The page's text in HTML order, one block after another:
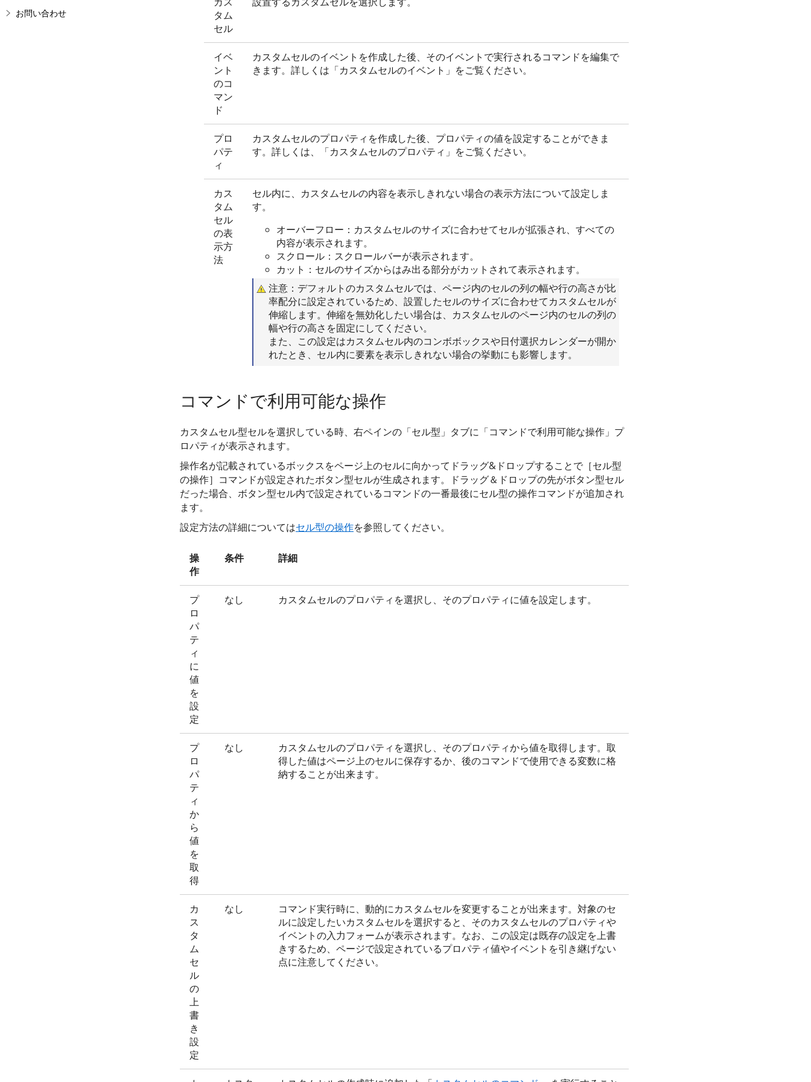
お問い合わせ
タム
セル
イベ
ント
のコ
マン
ド
カスタムセルのイベントを作成した後、そのイベントで実行されるコマンドを編集で
きます。詳しくは「カスタムセルのイベント」をご覧ください。
プロ
パテ
ィ
カスタムセルのプロパティを作成した後、プロパティの値を設定することができま
す。詳しくは、「カスタムセルのプロパティ」をご覧ください。
カス
タム
セル
の表
示方
法
セル内に、カスタムセルの内容を表示しきれない場合の表示方法について設定しま
す。
オーバーフロー：カスタムセルのサイズに合わせてセルが拡張され、すべての
内容が表示されます。
スクロール：スクロールバーが表示されます。
カット：セルのサイズからはみ出る部分がカットされて表示されます。
注意：デフォルトのカスタムセルでは、ページ内のセルの列の幅や行の高さが比
率配分に設定されているため、設置したセルのサイズに合わせてカスタムセルが
伸縮します。伸縮を無効化したい場合は、カスタムセルのページ内のセルの列の
幅や行の高さを固定にしてください。
また、この設定はカスタムセル内のコンボボックスや日付選択カレンダーが開か
れたとき、セル内に要素を表示しきれない場合の挙動にも影響します。
コマンドで利用可能な操作
カスタムセル型セルを選択している時、右ペインの「セル型」タブに「コマンドで利用可能な操作」プ
ロパティが表示されます。
操作名が記載されているボックスをページ上のセルに向かってドラッグ&ドロップすることで［セル型
の操作］コマンドが設定されたボタン型セルが生成されます。ドラッグ＆ドロップの先がボタン型セル
だった場合、ボタン型セル内で設定されているコマンドの一番最後にセル型の操作コマンドが追加され
ます。
設定方法の詳細についてはセル型の操作を参照してください。
操
作
条件 詳細
プ
ロ
パ
テ
ィ
に
値
を
設
定
なし カスタムセルのプロパティを選択し、そのプロパティに値を設定します。
プ
ロ
パ
テ
ィ
か
ら
値
を
取
得
なし
カスタムセルのプロパティを選択し、そのプロパティから値を取得します。取
得した値はページ上のセルに保存するか、後のコマンドで使用できる変数に格
納することが出来ます。
カ
ス
タ
ム
セ
ル
の
上
書
き
設
定
なし
コマンド実行時に、動的にカスタムセルを変更することが出来ます。対象のセ
ルに設定したいカスタムセルを選択すると、そのカスタムセルのプロパティや
イベントの入力フォームが表示されます。なお、この設定は既存の設定を上書
きするため、ページで設定されているプロパティ値やイベントを引き継げない
点に注意してください。